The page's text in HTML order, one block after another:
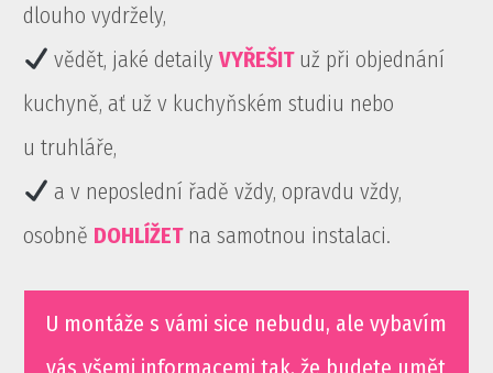
dlouho vydržely,
vědět, jaké detailyVYŘEŠITuž při objednání
kuchyně, ať už v kuchyňském studiu nebo
u truhláře,
a v neposlední řadě vždy, opravdu vždy,
osobně DOHLÍŽETna samotnou instalaci.
U montáže s vámi sice nebudu, ale vybavím
vás všemi informacemi tak, že budete umět